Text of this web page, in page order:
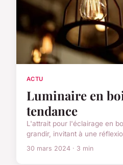
ACTU
Luminaire en
tendance
L'attrait pour l'éclairage en
grandir, invitant à une
30 mars 2024 · 3 min